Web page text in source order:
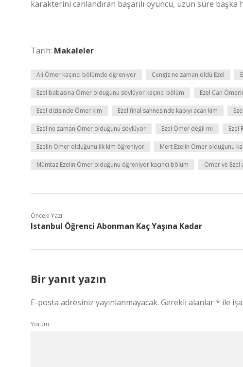
karakterini canlandıran başarılı oyuncu, uzun süre başka
Tarih: Makaleler
Ali Ömer kaçıncı bölümde öğreniyor Cengiz ne zaman öldü Ezel
Ezel babasına Ömer olduğunu söylüyor kaçıncı bölüm Ezel Can
Ezel dizisinde Ömer kim Ezel final sahnesinde kapıyı açan kim
Ezel ne zaman Ömer olduğunu söylüyor Ezel Ömer değil mi Ezel
Ezelin Ömer olduğunu ilk kim öğreniyor Mert Ezelin Ömer olduğunu
Mümtaz Ezelin Ömer olduğunu öğreniyor kaçıncı bölüm Ömer ve Ezel
Önceki Yazı
Istanbul Öğrenci Abonman Kaç Yaşına Kadar
Bir yanıt yazın
E-posta adresiniz yayınlanmayacak. Gerekli alanlar* ile
Yorum